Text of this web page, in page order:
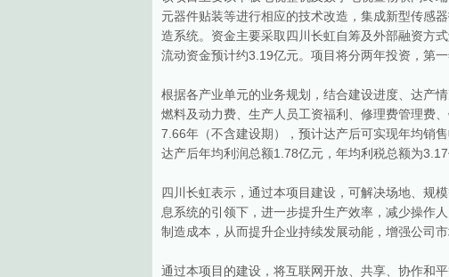
元器件贴装等进行相应的技术改造，集成新型传感
造系统。资金主要采取四川长虹自筹及外部融资方
流动资金预计约3.19亿元。项目将分两年投资，第
根据各产业单元的业务规划，结合建设进度、达产
燃料及动力费、生产人员工资福利、修理费管理费
7.66年（不含建设期），预计达产后可实现年均销
达产后年均利润总额1.78亿元，年均利税总额为3.17
四川长虹表示，通过本项目建设，可解决场地、规
息系统的引领下，进一步提升生产效率，减少操作
制造成本，从而提升企业持续发展动能，增强公司市
通过本项目的建设，将互联网开放、共享、协作和